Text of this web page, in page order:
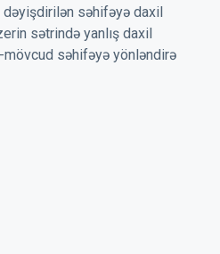
dəyişdirilən səhifəyə daxil
sətrində yanlış daxil
səhifəyə yönləndirə